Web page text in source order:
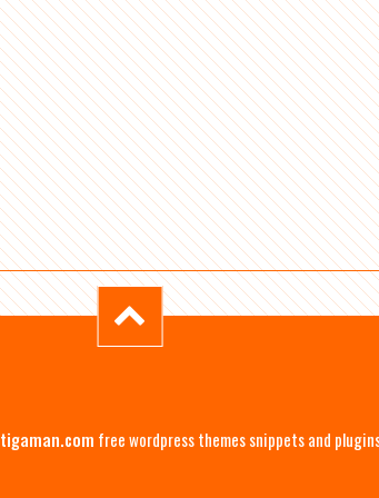
tigaman.com free wordpress themes snippets and